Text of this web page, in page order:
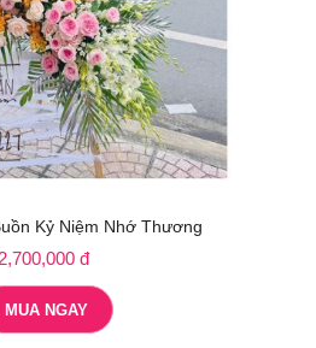
Kỷ Niệm Nhớ Thương
2,700,000 đ
MUA NGAY